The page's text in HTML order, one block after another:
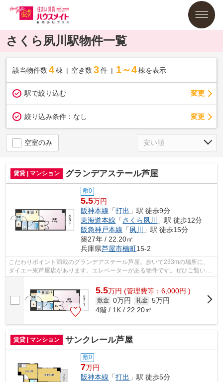
さくら夙川駅物件一覧
該当物件数 4棟 空き数 3 件 1～4 棟を表示
駅で絞り込む 変更
絞り込み条件： なし 変更
空室のみ
賃貸 | マンション グランデアステール芦屋
敷0
5.5万円
阪神本線 「打出 」駅 徒歩9分
東海道本線 「さくら夙川
」駅 徒歩12分
阪急神戸本線 「夙川
」駅 徒歩15分
築27年 / 22.20㎡
兵庫県芦屋市楠町15-2
こだわりポイント満載のグランデアステール芦屋。歩いて233mの場所に、
ダイエー東芦屋店があります。エレベーターがある物件です。ぜひご覧いた
だきたい賃貸物件です。芦屋市エリアと...
5.5万円 (管理費等：6,000円 )
敷金 0万円 礼金 5万円
4階 / 1K / 22.20㎡
賃貸 | マンション サンクレール芦屋
敷0
7万円
阪神本線 「打出 」駅 徒歩5分